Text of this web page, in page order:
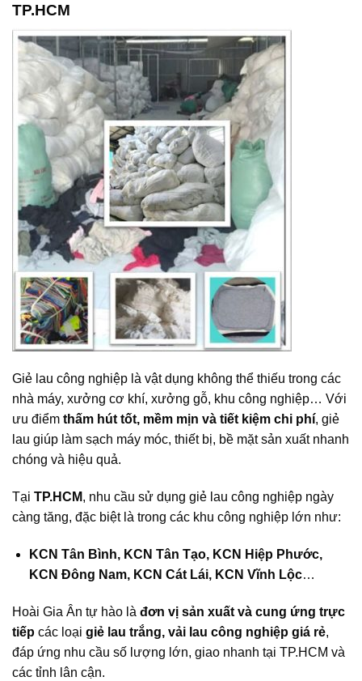
TP.HCM
Giẻ lau công nghiệp là vật dụng không thể thiếu trong các
nhà máy, xưởng cơ khí, xưởng gỗ, khu công nghiệp… Với
ưu điểm thấm hút tốt, mềm mịn và tiết kiệm chi phí, giẻ
lau giúp làm sạch máy móc, thiết bị, bề mặt sản xuất nhanh
chóng và hiệu quả.
Tại TP.HCM, nhu cầu sử dụng giẻ lau công nghiệp ngày
càng tăng, đặc biệt là trong các khu công nghiệp lớn như:
KCN Tân Bình, KCN Tân Tạo, KCN Hiệp Phước,
KCN Đông Nam, KCN Cát Lái, KCN Vĩnh Lộc…
Hoài Gia Ân tự hào là đơn vị sản xuất và cung ứng trực
tiếp các loại giẻ lau trắng, vải lau công nghiệp giá rẻ,
đáp ứng nhu cầu số lượng lớn, giao nhanh tại TP.HCM và
các tỉnh lân cận.